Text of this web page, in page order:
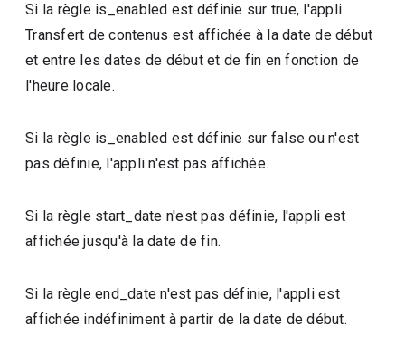
Si la règle is_enabled est définie sur true, l'appli
Transfert de contenus est affichée à la date de début
et entre les dates de début et de fin en fonction de
l'heure locale.
Si la règle is_enabled est définie sur false ou n'est
pas définie, l'appli n'est pas affichée.
Si la règle start_date n'est pas définie, l'appli est
affichée jusqu'à la date de fin.
Si la règle end_date n'est pas définie, l'appli est
affichée indéfiniment à partir de la date de début.